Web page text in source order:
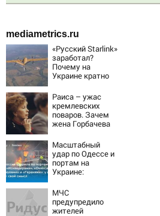
mediametrics.ru
«Русский Starlink»
заработал?
Почему на
Украине кратно
точность
попаданий по
объектам ВСУ
Раиса – ужас
кремлевских
поваров. Зачем
жена Горбачева
видов каши
каждое утро?
Масштабный
удар по Одессе и
портам на
Украине:
новости,
подробности об
ударах России 9
МЧС
предупредило
жителей